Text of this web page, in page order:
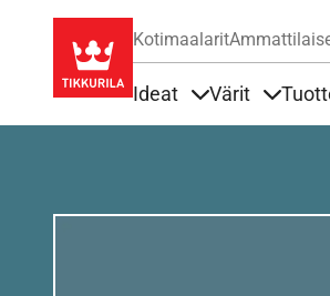
Kotimaalarit
Ideat Värit